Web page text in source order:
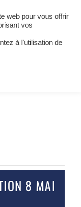
8 MAI
web pour vous offrir
vos
à l'utilisation de